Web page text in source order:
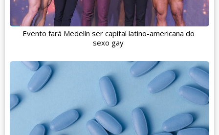
Evento fará Medelín ser capital latino-americana do
sexo gay